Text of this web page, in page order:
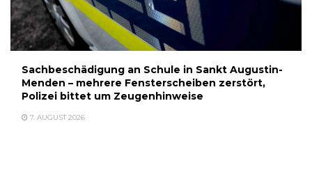
Sachbeschädigung an Schule in Sankt Augustin-
Menden – mehrere Fensterscheiben zerstört,
Polizei bittet um Zeugenhinweise
7. AUGUST 2026